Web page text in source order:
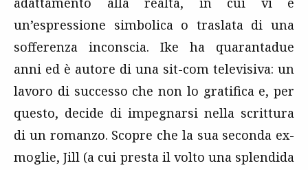
un’espressione simbolica o traslata di una
sofferenza inconscia. Ike ha quarantadue
anni ed è autore di una sit-com televisiva: un
lavoro di successo che non lo gratifica e, per
questo, decide di impegnarsi nella scrittura
di un romanzo. Scopre che la sua seconda ex-
moglie, Jill (a cui presta il volto una splendida